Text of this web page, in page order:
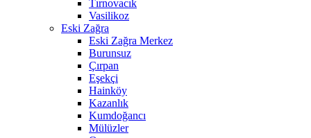
Tırnovacık
Vasilikoz
Eski Zağra
Eski Zağra Merkez
Burunsuz
Çırpan
Eşekçi
Hainköy
Kazanlık
Kumdoğancı
Mülüzler